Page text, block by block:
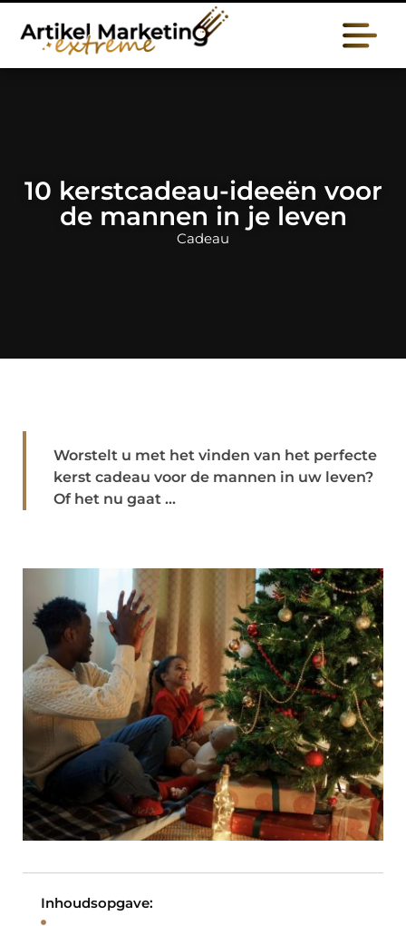
10 kerstcadeau-ideeën voor
de mannen in je leven
Cadeau
Worstelt u met het vinden van het perfecte
kerst cadeau voor de mannen in uw leven?
Of het nu gaat ...
Inhoudsopgave: